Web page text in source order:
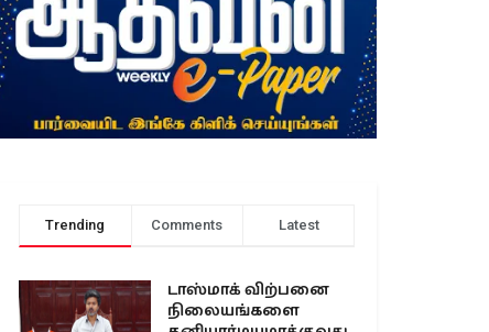
Trending Comments Latest
டாஸ்மாக் விற்பனை
நிலையங்களை